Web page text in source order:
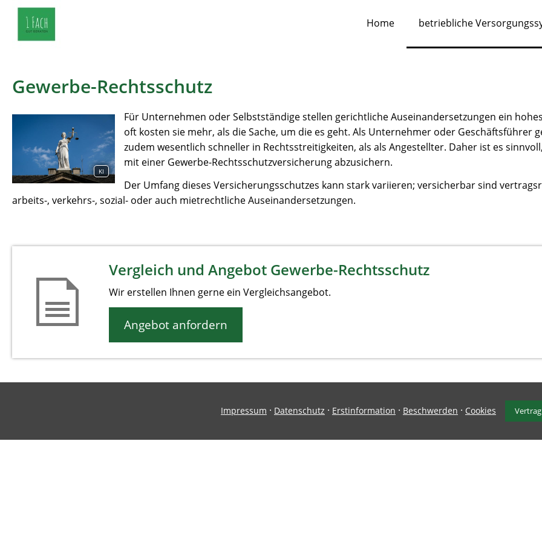
Home betriebliche
Gewerbe-Rechtsschutz
KI
Für Unternehmen oder Selbstständige stellen gerichtliche Auseinandersetzungen ein
oft kosten sie mehr, als die Sache, um die es geht. Als Unternehmer oder Geschäftsführer
zudem wesentlich schneller in Rechtsstreitigkeiten, als als Angestellter. Daher ist es
mit einer Gewerbe-Rechtsschutzversicherung abzusichern.
Der Umfang dieses Versicherungsschutzes kann stark variieren; versicherbar sind
arbeits-, verkehrs-, sozial- oder auch mietrechtliche Auseinandersetzungen.
Vergleich und Angebot Gewerbe-Rechtsschutz
Wir erstellen Ihnen gerne ein Vergleichsangebot.
Angebot anfordern
Impressum · Datenschutz · Erstinformation · Beschwerden · Cookies